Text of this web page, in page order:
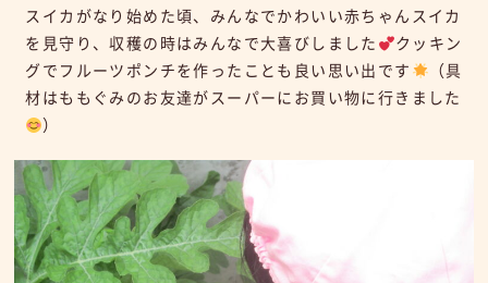
スイカがなり始めた頃、みんなでかわいい赤ちゃんスイカ
を見守り、収穫の時はみんなで大喜びしました
クッキン
グでフルーツポンチを作ったことも良い思い出です
（具
材はももぐみのお友達がスーパーにお買い物に行きました
）